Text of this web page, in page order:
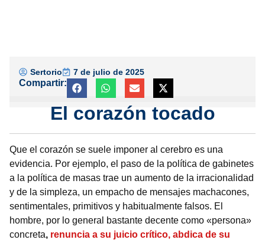
Sertorio 7 de julio de 2025
Compartir:
El corazón tocado
Que el corazón se suele imponer al cerebro es una
evidencia. Por ejemplo, el paso de la política de gabinetes
a la política de masas trae un aumento de la irracionalidad
y de la simpleza, un empacho de mensajes machacones,
sentimentales, primitivos y habitualmente falsos. El
hombre, por lo general bastante decente como «persona»
concreta, renuncia a su juicio crítico, abdica de su